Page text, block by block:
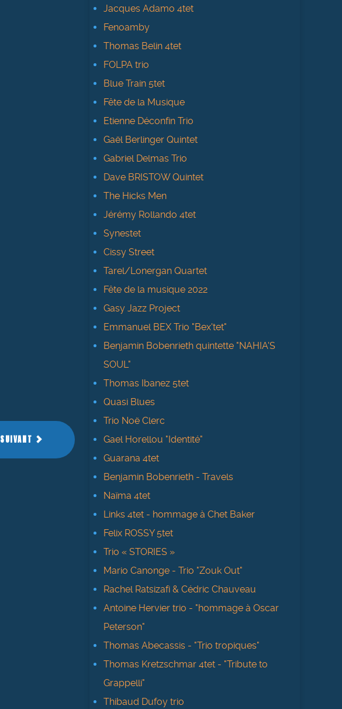
SUIVANT
Jacques Adamo 4tet
Fenoamby
Thomas Belin 4tet
FOLPA trio
Blue Train 5tet
Fête de la Musique
Etienne Déconfin Trio
Gaël Berlinger Quintet
Gabriel Delmas Trio
Dave BRISTOW Quintet
The Hicks Men
Jérémy Rollando 4tet
Synestet
Cissy Street
Tarel/Lonergan Quartet
Fête de la musique 2022
Gasy Jazz Project
Emmanuel BEX Trio "Bex'tet"
Benjamin Bobenrieth quintette "NAHIA'S
SOUL"
Thomas Ibanez 5tet
Quasi Blues
Trio Noë Clerc
Gael Horellou "Identité"
Guarana 4tet
Benjamin Bobenrieth - Travels
Naïma 4tet
Links 4tet - hommage à Chet Baker
Felix ROSSY 5tet
Trio « STORIES »
Mario Canonge - Trio "Zouk Out"
Rachel Ratsizafi & Cédric Chauveau
Antoine Hervier trio - "hommage à Oscar
Peterson"
Thomas Abecassis - "Trio tropiques"
Thomas Kretzschmar 4tet - "Tribute to
Grappelli"
Thibaud Dufoy trio